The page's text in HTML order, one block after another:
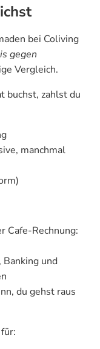
bei Coliving
gegen
Vergleich.
buchst, zahlst du
manchmal
Cafe-Rechnung:
und
du gehst raus